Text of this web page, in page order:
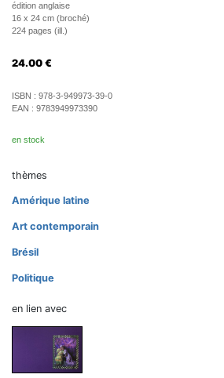
édition anglaise
16 x 24 cm (broché)
224 pages (ill.)
24.00 €
ISBN : 978-3-949973-39-0
EAN : 9783949973390
en stock
thèmes
Amérique latine
Art contemporain
Brésil
Politique
en lien avec